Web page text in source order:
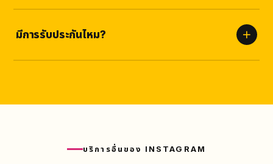
คุณได้เลย
มีการรับประกันไหม?
บริการอื่นของ INSTAGRAM